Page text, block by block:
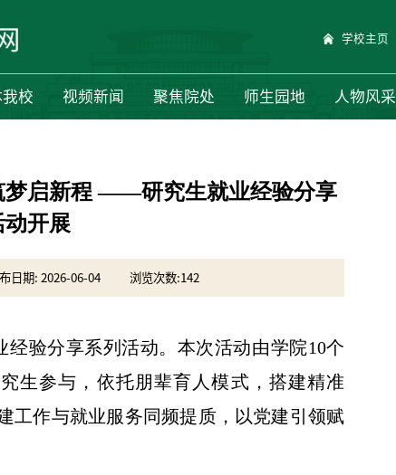
学校主页
校 视频新闻 聚焦院处 师生园地 人物风采
梦启新程 ——研究生就业经验分享
动开展
日期: 2026-06-04 浏览次数:142
验分享系列活动。本次活动由学院10个
生参与，依托朋辈育人模式，搭建精准
工作与就业服务同频提质，以党建引领赋